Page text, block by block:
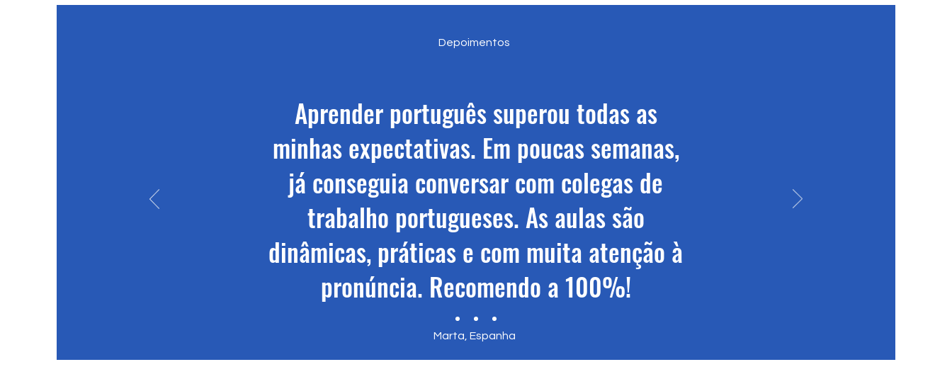
Depoimentos
Aprender português superou todas as
minhas expectativas. Em poucas semanas,
já conseguia conversar com colegas de
trabalho portugueses. As aulas são
dinâmicas, práticas e com muita atenção à
pronúncia. Recomendo a 100%!
Marta, Espanha